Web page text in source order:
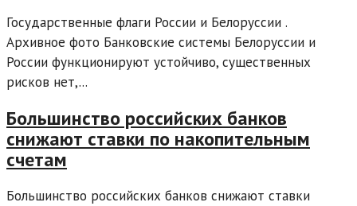
Государственные флаги России и Белоруссии .
Архивное фото Банковские системы Белоруссии и
России функционируют устойчиво, существенных
рисков нет,...
Большинство российских банков
снижают ставки по накопительным
счетам
Большинство российских банков снижают ставки